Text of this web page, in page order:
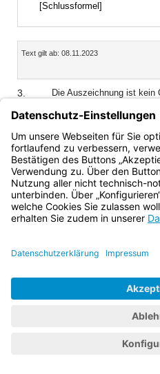
[Schlussformel]
Inhalt
Text gilt ab: 08.11.2023
3.
Die Auszeichnung ist kein
Bayern.de
BayernPortal
Datenschutz
Impressum
Hilfe
Kontakt
SchriftgrößeKontrastwechsel